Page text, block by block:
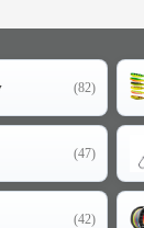
(82)
(47)
(42)